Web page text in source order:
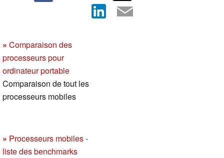
» Comparaison des
processeurs pour
ordinateur portable
Comparaison de tout les
processeurs mobiles
» Processeurs mobiles -
liste des benchmarks